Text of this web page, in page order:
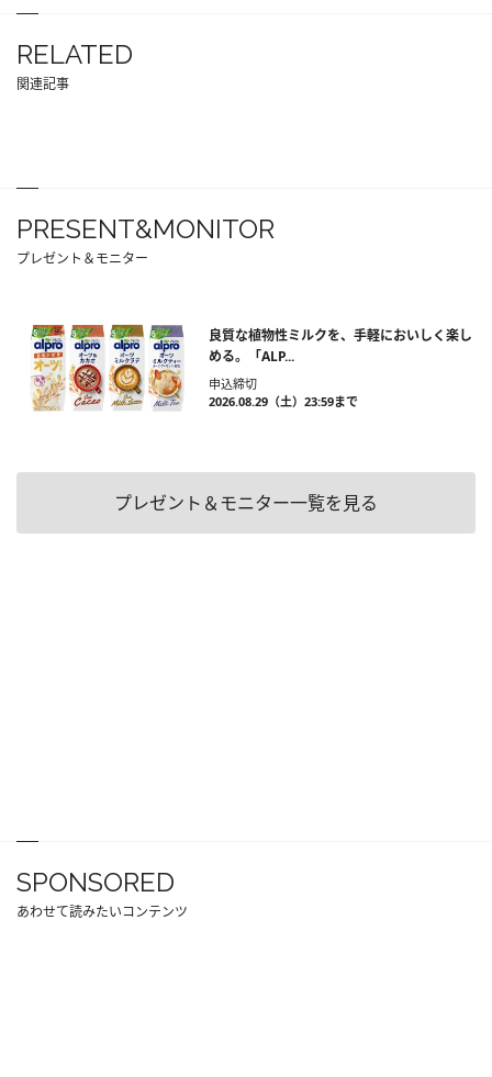
RELATED
関連記事
PRESENT&MONITOR
プレゼント＆モニター
良質な植物性ミルクを、手軽においしく楽し
める。「ALP...
申込締切
2026.08.29（土）23:59まで
プレゼント＆モニター一覧を見る
SPONSORED
あわせて読みたいコンテンツ